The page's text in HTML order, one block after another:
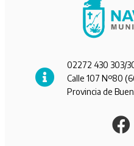
02272 430 303/
Calle 107 Nº80
Provincia de